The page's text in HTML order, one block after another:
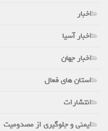
اخبار
اخبار آسیا
اخبار جهان
استان های فعال
انتشارات
ایمنی و جلوگیری از مصدومیت